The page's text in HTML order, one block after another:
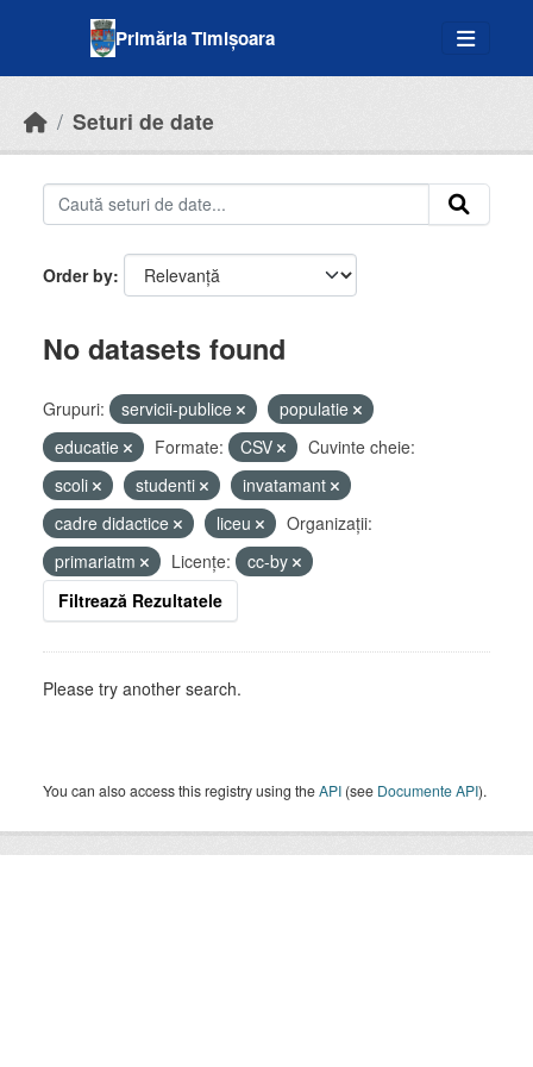
Primăria Timișoara
Seturi de date
Order by
No datasets found
Grupuri: servicii-publice
populatie
educatie
Formate: CSV
Cuvinte cheie:
scoli
studenti
invatamant
cadre didactice
liceu
Organizații:
primariatm
Licenţe:
cc-by
Filtrează Rezultatele
Please try another search.
You can also access this registry using theAPI (see Documente API).